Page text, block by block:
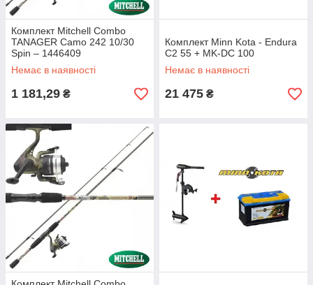
Комплект Mitchell Combo
TANAGER Camo 242 10/30
Spin – 1446409
Немає в наявності
1 181,29 ₴
Комплект Minn Kota - Endura
C2 55 + MK-DC 100
Немає в наявності
21 475 ₴